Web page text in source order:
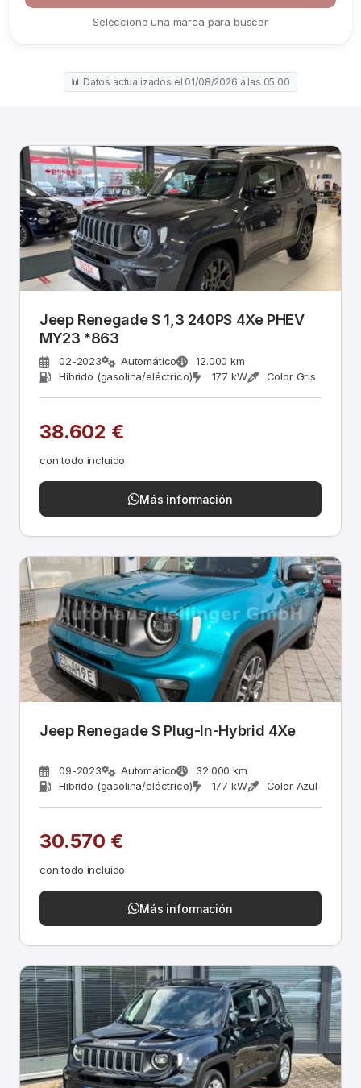
Selecciona una marca para buscar
📊 Datos actualizados el 01/08/2026 a las 05:00
Jeep Renegade S 1,3 240PS 4Xe PHEV
MY23 *863
02-2023 Automático
12.000 km
Híbrido (gasolina/eléctrico)
177 kW Color Gris
38.602 €
con todo incluido
Más información
Jeep Renegade S Plug-In-Hybrid 4Xe
09-2023 Automático
32.000 km
Híbrido (gasolina/eléctrico)
177 kW Color Azul
30.570 €
con todo incluido
Más información